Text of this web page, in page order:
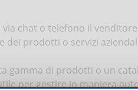
chat o telefono il
dei prodotti o servizi
gamma di prodotti o un
per gestire in maniera